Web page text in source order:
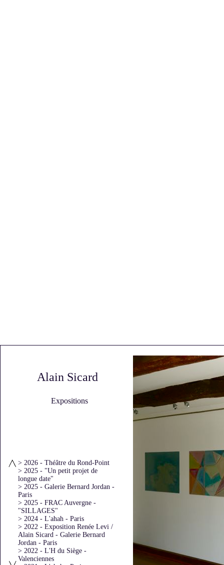
Alain Sicard
Expositions
> 2026 - Théâtre du Rond-Point
> 2025 - "Un petit projet de
longue date"
> 2025 - Galerie Bernard Jordan -
Paris
> 2025 - FRAC Auvergne -
"SILLAGES"
> 2024 - L'ahah - Paris
> 2022 - Exposition Renée Levi /
Alain Sicard - Galerie Bernard
Jordan - Paris
> 2022 - L'H du Siège -
Valenciennes